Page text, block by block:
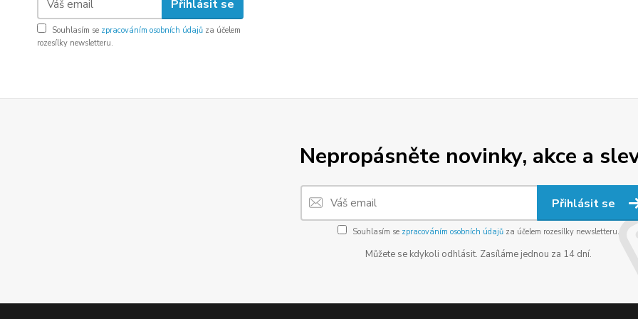
Přihlásit se
Souhlasím se zpracováním osobních údajů za účelem
rozesílky newsletteru.
Nepropásněte novinky, akce a
Přihlásit se
Souhlasím se zpracováním osobních údajů za účelem rozesílky newsletteru.
Můžete se kdykoli odhlásit. Zasíláme jednou za 14 dní.